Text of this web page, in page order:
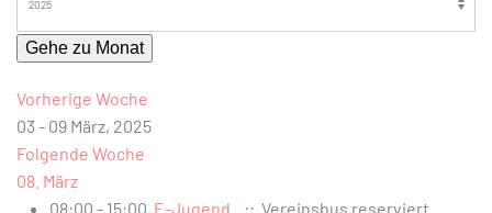
Gehe zu Monat
Vorherige Woche
03 - 09 März, 2025
Folgende Woche
08. März
08:00 - 15:00 E-Jugend :: Vereinsbus reserviert